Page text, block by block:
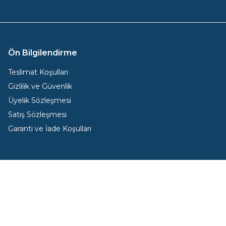
Ön Bilgilendirme
Teslimat Koşulları
Gizlilik ve Güvenlik
Üyelik Sözleşmesi
Satış Sözleşmesi
Garanti ve İade Koşulları